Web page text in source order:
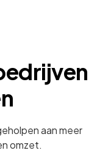
aan meer
omzet.